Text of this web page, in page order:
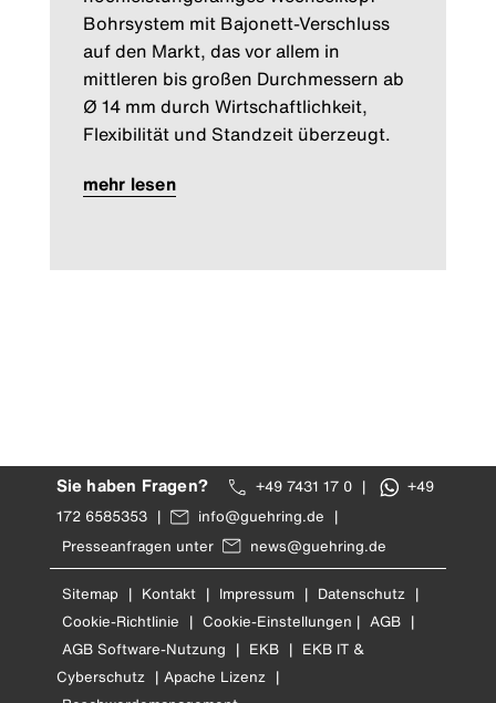
Bohrsystem mit Bajonett-Verschluss
auf den Markt, das vor allem in
mittleren bis großen Durchmessern ab
Ø 14 mm durch Wirtschaftlichkeit,
Flexibilität und Standzeit überzeugt.
mehr lesen
Sie haben Fragen? +49 7431 17 0 |
+49
172 6585353 | info@guehring.de |
Presseanfragen unter
news@guehring.de
Sitemap | Kontakt | Impressum | Datenschutz |
Cookie-Richtlinie | Cookie-Einstellungen | AGB |
AGB Software-Nutzung | EKB | EKB IT &
Cyberschutz | Apache Lizenz |